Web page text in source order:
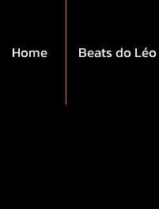
Home Beats do Léo